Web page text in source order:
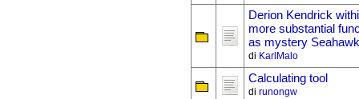
Derion Kendrick
more substantial
as mystery
di KarlMalo
Calculating tool
di runongw